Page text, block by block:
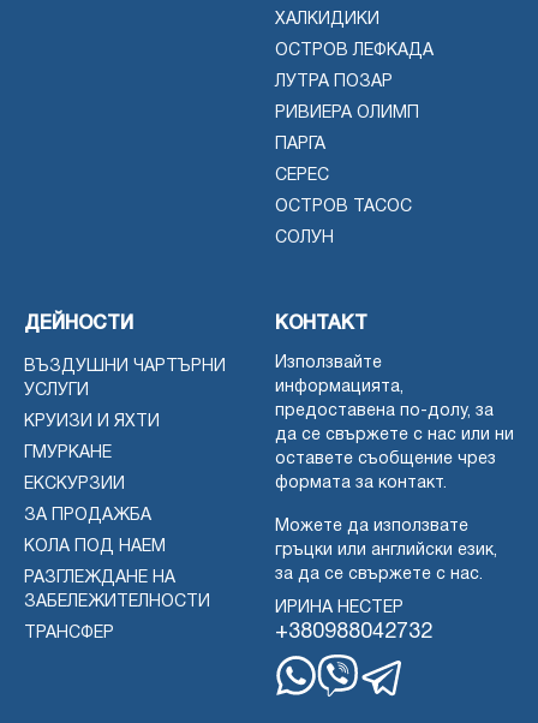
ХАЛКИДИКИ
ОСТРОВ ЛЕФКАДА
ЛУТРА ПОЗАР
РИВИЕРА ОЛИМП
ПАРГА
СЕРЕС
ОСТРОВ ТАСОС
СОЛУН
ДЕЙНОСТИ
ВЪЗДУШНИ ЧАРТЪРНИ
УСЛУГИ
КРУИЗИ И ЯХТИ
ГМУРКАНЕ
ЕКСКУРЗИИ
ЗА ПРОДАЖБА
КОЛА ПОД НАЕМ
РАЗГЛЕЖДАНЕ НА
ЗАБЕЛЕЖИТЕЛНОСТИ
ТРАНСФЕР
КОНТАКТ
Използвайте
информацията,
предоставена по-долу, за
да се свържете с нас или ни
оставете съобщение чрез
формата за контакт.
Можете да използвате
гръцки или английски език,
за да се свържете с нас.
ИРИНА НЕСТЕР
+380988042732